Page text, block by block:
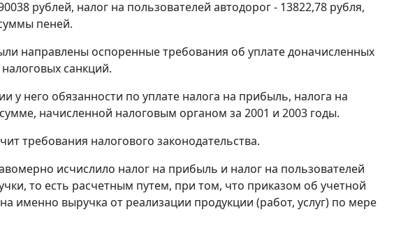
рублей, налог на пользователей автодорог - 13822,78 рубля,
пеней.
направлены оспоренные требования об уплате доначисленных
санкций.
у него обязанности по уплате налога на прибыль, налога на
начисленной налоговым органом за 2001 и 2003 годы.
требования налогового законодательства.
исчислило налог на прибыль и налог на пользователей
то есть расчетным путем, при том, что приказом об учетной
именно выручка от реализации продукции (работ, услуг) по мере